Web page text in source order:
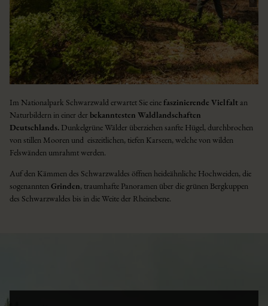
Im Nationalpark Schwarzwald erwartet Sie einefaszinierende Vielfalt an
Naturbildern in einer der bekanntesten Waldlandschaften
Deutschlands. Dunkelgrüne Wälder überziehen sanfte Hügel, durchbrochen
von stillen Mooren und eiszeitlichen, tiefen Karseen, welche von wilden
Felswänden umrahmt werden.
Auf den Kämmen des Schwarzwaldes öffnen heideähnliche Hochweiden, die
sogenanntenGrinden, traumhafte Panoramen über die grünen Bergkuppen
des Schwarzwaldes bis in die Weite der Rheinebene.